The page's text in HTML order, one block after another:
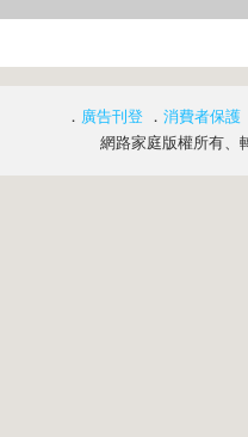
． 廣告刊登 ． 消費者保護
網路家庭版權所有、